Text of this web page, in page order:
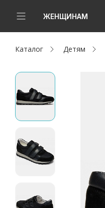
ЖЕНЩИНАМ
Новинки
Женщинам
Мужчинам
Капсула
Акции / Новости
Каталог Детям